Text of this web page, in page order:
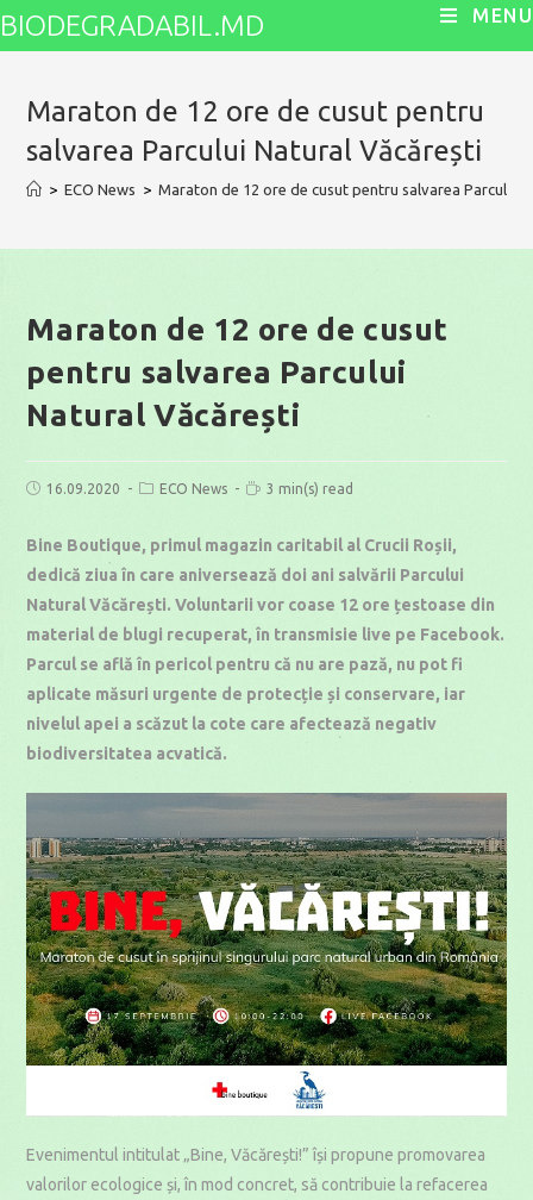
Skip
BIODEGRADABIL.MD MENU
Maraton de 12 ore de cusut pentru
salvarea Parcului Natural Văcărești
> ECO News > Maraton de 12 ore de cusut pentru salvarea Parcului
Maraton de 12 ore de cusut
pentru salvarea Parcului
Natural Văcărești
Post16.09.2020
PostECO News
Reading
3 min(s) read
Bine Boutique, primul magazin caritabil al Crucii Roșii,
dedică ziua în care aniversează doi ani salvării Parcului
Natural Văcărești. Voluntarii vor coase 12 ore țestoase din
material de blugi recuperat, în transmisie live pe Facebook.
Parcul se află în pericol pentru că nu are pază, nu pot fi
aplicate măsuri urgente de protecție și conservare, iar
nivelul apei a scăzut la cote care afectează negativ
biodiversitatea acvatică.
Evenimentul intitulat „Bine, Văcărești!” își propune promovarea
valorilor ecologice și, în mod concret, să contribuie la refacerea